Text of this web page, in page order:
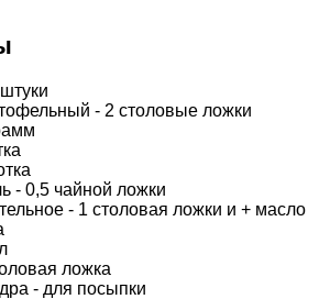
- 2 столовые ложки
- 0,5 чайной ложки
- 1 столовая ложки и + масло
ложка
- для посыпки